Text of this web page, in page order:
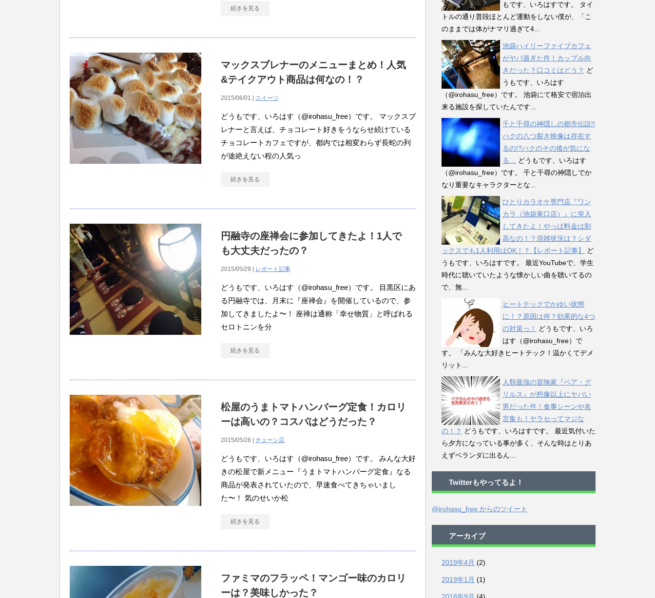
続きを見る
マックスブレナーのメニューまとめ！人気
&テイクアウト商品は何なの！？
2015/06/01 | スイーツ
どうもです、いろはす（@irohasu_free）です。 マックスブ
レナーと言えば、チョコレート好きをうならせ続けている
チョコレートカフェですが、都内では相変わらず長蛇の列
が途絶えない程の人気っ
続きを見る
円融寺の座禅会に参加してきたよ！1人で
も大丈夫だったの？
2015/05/29 | レポート記事
どうもです、いろはす（@irohasu_free）です。 目黒区にあ
る円融寺では、月末に『座禅会』を開催しているので、参
加してきましたよ〜！ 座禅は通称「幸せ物質」と呼ばれる
セロトニンを分
続きを見る
松屋のうまトマトハンバーグ定食！カロリ
ーは高いの？コスパはどうだった？
2015/05/28 | チェーン店
どうもです、いろはす（@irohasu_free）です。 みんな大好
きの松屋で新メニュー『うまトマトハンバーグ定食』なる
商品が発表されていたので、早速食べてきちゃいまし
た〜！ 気のせいか松
続きを見る
ファミマのフラッペ！マンゴー味のカロリ
ーは？美味しかった？
もです、いろはすです。 タイ
トルの通り普段ほとんど運動をしない僕が、「こ
のままでは体がナマリ過ぎて4...
池袋ハイリーファイブカフェ
がヤバ過ぎた件！カップル向
きだった？口コミはどう？ ど
うもです、いろはす
（@irohasu_free）です。 池袋にて格安で宿泊出
来る施設を探していたんです...
千と千尋の神隠しの都市伝説!!
ハクの八つ裂き映像は存在す
るの!?ハクのその後が気にな
る…
どうもです、いろはす
（@irohasu_free）です。 千と千尋の神隠しでか
なり重要なキャラクターとな...
ひとりカラオケ専門店『ワン
カラ（池袋東口店）』に突入
してきたよ！やっぱ料金は割
高なの！？混雑状況は？シダ
ックスでも1人利用はOK！？【レポート記事】
ど
うもです、いろはすです。 最近YouTubeで、学生
時代に聴いていたような懐かしい曲を聴いてるの
で、無...
ヒートテックでかゆい状態
に！？原因は何？効果的な4つ
の対策っ！
どうもです、いろ
はす（@irohasu_free）で
す。 「みんな大好きヒートテック！温かくてデメ
リット...
人類最強の冒険家『ベア・グ
リルス』が想像以上にヤバい
男だった件！食事シーンや名
言集も！ヤラセってマジな
の！？ どうもです、いろはすです。 最近気付いた
ら夕方になっている事が多く、そんな時はとりあ
えずベランダに出るん...
Twitterもやってるよ！
@irohasu_free からのツイート
アーカイブ
2019年4月 (2)
2019年1月 (1)